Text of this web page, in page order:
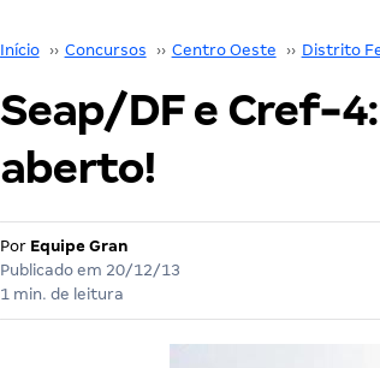
Início ›› Concursos ›› Centro Oeste ›› Distrito
Seap/DF e Cref-
aberto!
Por Equipe Gran
Publicado em 20/12/13
1 min. de leitura